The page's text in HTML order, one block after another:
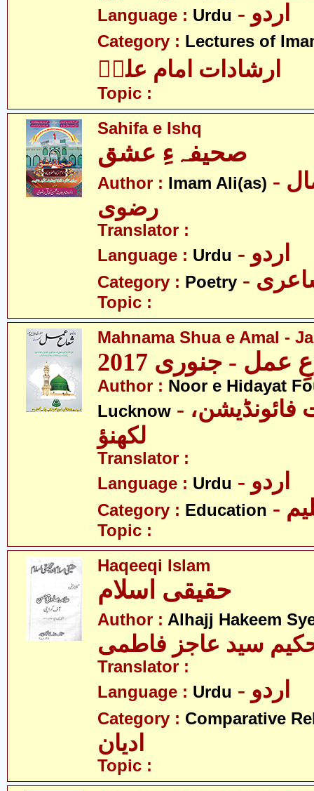
Language : Urdu - اردو
Category : Lectures of
ارشادات امام علیؑ
Topic :
Sahifa e Ishq
صحیفہءِ عشق
Author : Imam Ali(as) - محسن کمال
رضوی
Translator :
Language : Urdu - اردو
Category : Poetry
Topic :
Mahnama Shua e Amal -
- جنوری 2017
Author : Noor e Hidayat
Lucknow - نورِ ہدایت فائونڈیشن،
لکھنؤ
Translator :
Language : Urdu - اردو
Category : Education
Topic :
Haqeeqi Islam
حقیقی اسلام
Author : Alhajj Hakeem
سید عاجز فاطمی
Translator :
Language : Urdu - اردو
Category : Comparative
ادیان
Topic :